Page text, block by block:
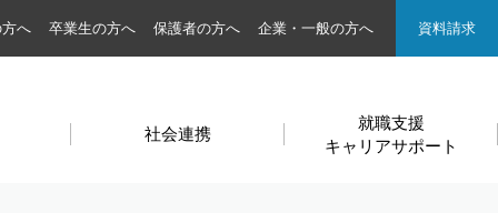
社会連携
就職支援
キャリアサポート
へ 卒業生の方へ 保護者の方へ 企業・一般の方へ 資料請求